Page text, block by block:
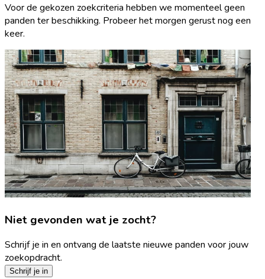
Voor de gekozen zoekcriteria hebben we momenteel geen
panden ter beschikking. Probeer het morgen gerust nog een
keer.
Niet gevonden wat je zocht?
Schrijf je in en ontvang de laatste nieuwe panden voor jouw
zoekopdracht.
Schrijf je in